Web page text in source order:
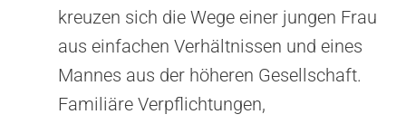
kreuzen sich die Wege einer jungen Frau
aus einfachen Verhältnissen und eines
Mannes aus der höheren Gesellschaft.
Familiäre Verpflichtungen,